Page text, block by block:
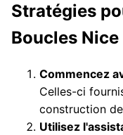
Stratégies
Boucles Nice
Commencez
Celles-ci
construction
Utilisez